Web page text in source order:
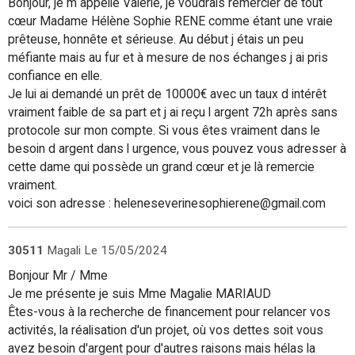
cœur Madame Hélène Sophie RENE comme étant une vraie
prêteuse, honnête et sérieuse. Au début j étais un peu
méfiante mais au fur et à mesure de nos échanges j ai pris
confiance en elle.
Je lui ai demandé un prêt de 10000€ avec un taux d intérêt
vraiment faible de sa part et j ai reçu l argent 72h après sans
protocole sur mon compte. Si vous êtes vraiment dans le
besoin d argent dans l urgence, vous pouvez vous adresser à
cette dame qui possède un grand cœur et je là remercie
vraiment.
voici son adresse : heleneseverinesophierene@gmail.com
30511 Magali Le 15/05/2024
Bonjour Mr / Mme
Je me présente je suis Mme Magalie MARIAUD
Êtes-vous à la recherche de financement pour relancer vos
activités, la réalisation d'un projet, où vos dettes soit vous
avez besoin d'argent pour d'autres raisons mais hélas la